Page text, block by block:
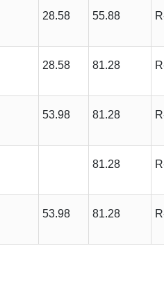
28.58 55.88
28.58 81.28
53.98 81.28
81.28
53.98 81.28